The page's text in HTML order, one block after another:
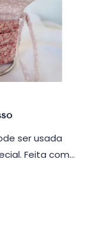
ser usada
Feita com…